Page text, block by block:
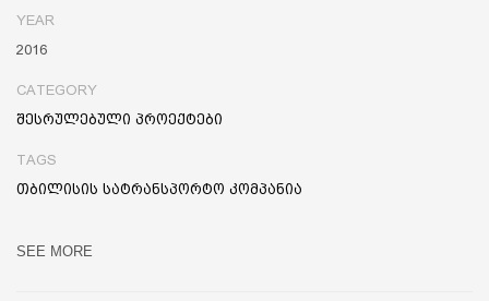
YEAR
2016
CATEGORY
შესრულებული პროექტები
TAGS
თბილისის სატრანსპორტო კომპანია
SEE MORE